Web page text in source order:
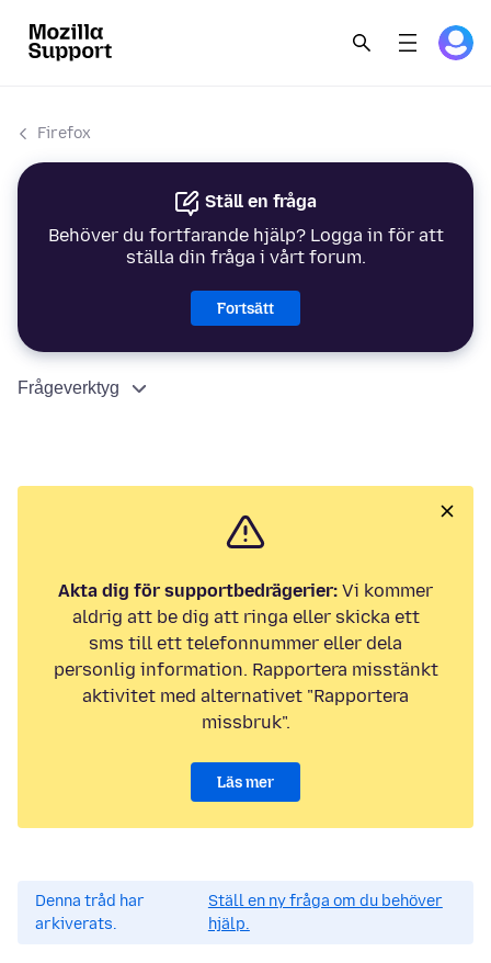
Firefox
Ställ en fråga
Behöver du fortfarande hjälp? Logga in för att
ställa din fråga i vårt forum.
Fortsätt
Frågeverktyg
Akta dig för supportbedrägerier: Vi kommer
aldrig att be dig att ringa eller skicka ett
sms till ett telefonnummer eller dela
personlig information. Rapportera misstänkt
aktivitet med alternativet "Rapportera
missbruk".
Läs mer
Denna tråd har
arkiverats.
Ställ en ny fråga om du behöver
hjälp.